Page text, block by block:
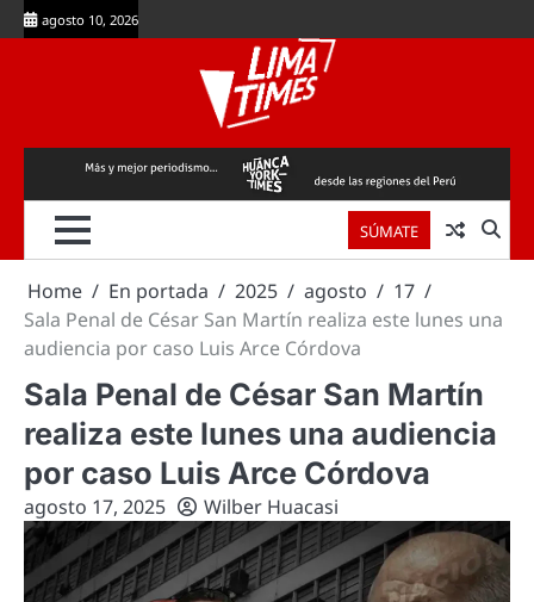
Skip
to
agosto 10, 2026
SÚMATE
Home En portada 2025 agosto
17
Sala Penal de César San Martín realiza este lunes una
audiencia por caso Luis Arce Córdova
Sala Penal de César San Martín
realiza este lunes una audiencia
por caso Luis Arce Córdova
agosto 17, 2025 Wilber Huacasi